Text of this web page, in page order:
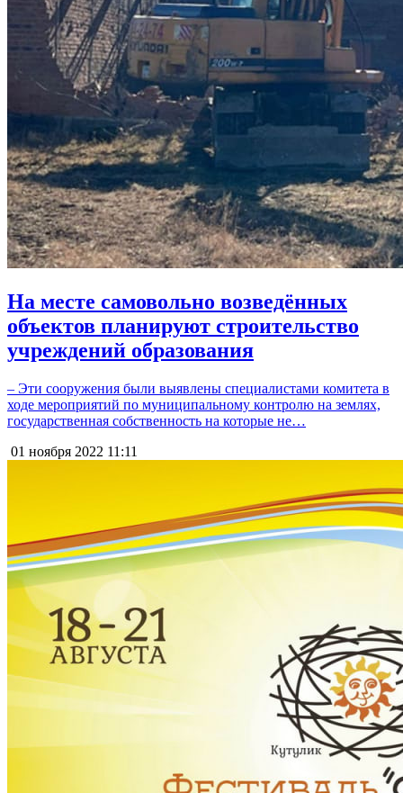
На месте самовольно возведённых
объектов планируют строительство
учреждений образования
– Эти сооружения были выявлены специалистами комитета в
ходе мероприятий по муниципальному контролю на землях,
государственная собственность на которые не…
01 ноября 2022 11:11